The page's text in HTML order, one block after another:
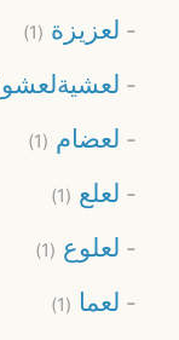
لعزيزة (1)
لعشيةلعشوا
لعضام (1)
لعلع (1)
لعلوع (1)
لعما (1)